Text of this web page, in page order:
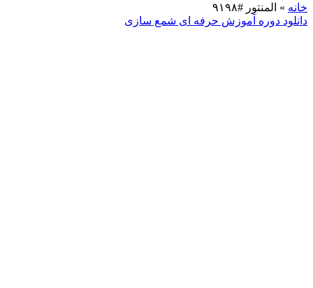
خانه » المنتور #۹۱۹۸
دانلود دوره آموزش حرفه ای شمع سازی